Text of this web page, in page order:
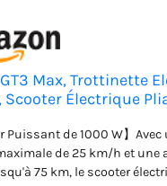
GT3 Max, Trottinette
Scooter Électrique
Batterie 596Wh,Bras
APP,TCS,IPX5
Puissant de 1000 W】Avec
de 25 km/h et une
75 km, le scooter